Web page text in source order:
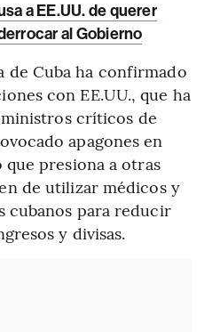
a EE.UU. de querer
al Gobierno
de Cuba ha confirmado
con EE.UU., que ha
críticos de
apagones en
presiona a otras
de utilizar médicos y
cubanos para reducir
y divisas.